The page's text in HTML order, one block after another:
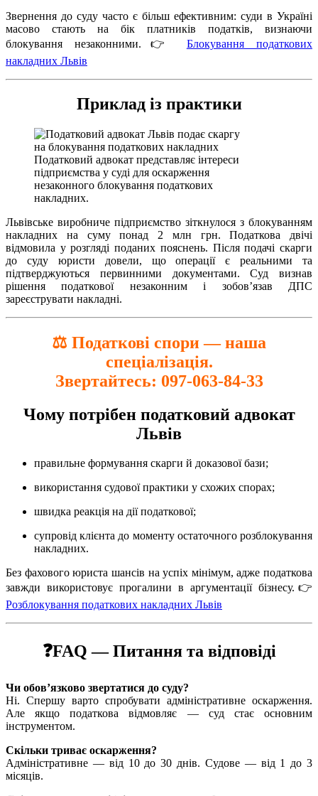
Звернення до суду часто є більш ефективним: суди в Україні
масово стають на бік платників податків, визнаючи
блокування незаконними.👉 Блокування податкових
накладних Львів
Приклад із практики
Податковий адвокат представляє інтереси
підприємства у суді для оскарження
незаконного блокування податкових
накладних.
Львівське виробниче підприємство зіткнулося з блокуванням
накладних на суму понад 2 млн грн. Податкова двічі
відмовила у розгляді поданих пояснень. Після подачі скарги
до суду юристи довели, що операції є реальними та
підтверджуються первинними документами. Суд визнав
рішення податкової незаконним і зобов’язав ДПС
зареєструвати накладні.
⚖️ Податкові спори — наша
спеціалізація.
Звертайтесь: 097-063-84-33
Чому потрібен податковий адвокат
Львів
правильне формування скарги й доказової бази;
використання судової практики у схожих спорах;
швидка реакція на дії податкової;
супровід клієнта до моменту остаточного розблокування
накладних.
Без фахового юриста шансів на успіх мінімум, адже податкова
завжди використовує прогалини в аргументації бізнесу.👉
Розблокування податкових накладних Львів
❓FAQ — Питання та відповіді
Чи обов’язково звертатися до суду?
Ні. Спершу варто спробувати адміністративне оскарження.
Але якщо податкова відмовляє — суд стає основним
інструментом.
Скільки триває оскарження?
Адміністративне — від 10 до 30 днів. Судове — від 1 до 3
місяців.